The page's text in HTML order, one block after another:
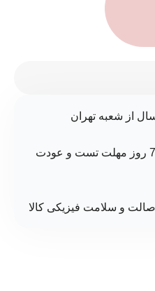
از شعبه تهران
ضمانت 7 روز مهلت تست و عودت
و سلامت فیزیکی کالا